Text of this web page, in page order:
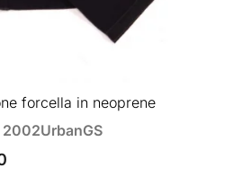
forcella in neoprene